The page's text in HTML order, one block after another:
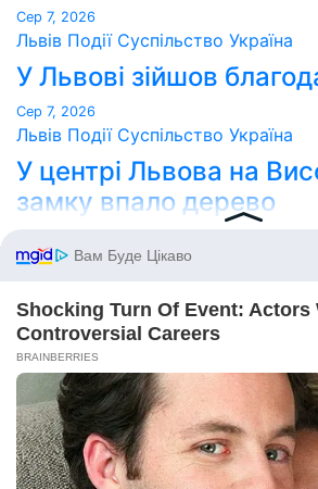
Сер 7, 2026
Львів Події Суспільство Україна
У Львові зійшов
Сер 7, 2026
Львів Події Суспільство Україна
У центрі Львова на
замку впало дерево
Point Lviv
Сайт працює на WordPress|Тема:
Themeansar.
Home